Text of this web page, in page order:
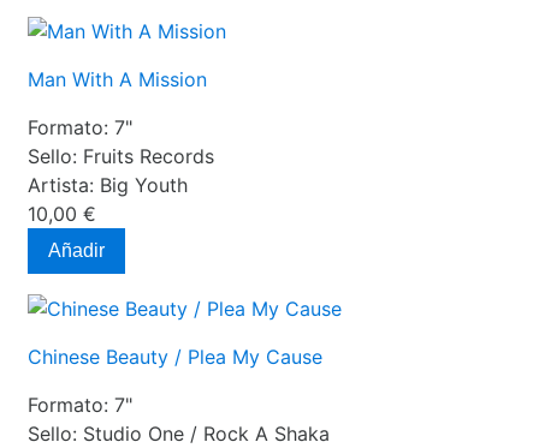
Man With A Mission
Formato: 7"
Sello: Fruits Records
Artista: Big Youth
10,00 €
Añadir
Chinese Beauty / Plea My Cause
Formato: 7"
Sello: Studio One ‎/ Rock A Shaka